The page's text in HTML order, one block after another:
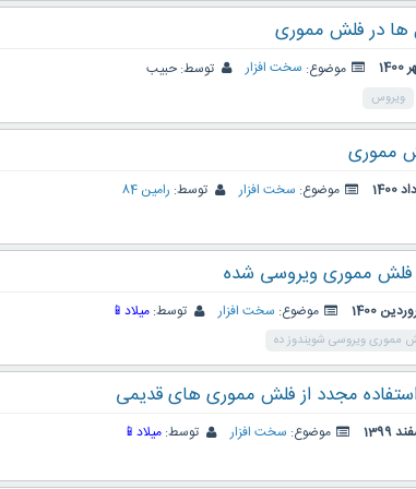
ها در فلش مموری
موضوع: سخت افزار توسط: حبیب
ویروس
مموری
موضوع: سخت افزار توسط: رامین 84
فلش مموری ویروسی شده
موضوع: سخت افزار توسط: میلاد📱
مموری ویروسی شویندوز ده
موضوع: سخت افزار توسط: میلاد📱